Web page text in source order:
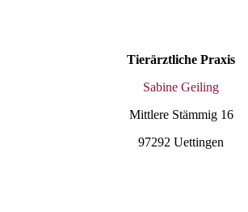
Tierärztliche Praxis
Sabine Geiling
Mittlere Stämmig 16
97292 Uettingen